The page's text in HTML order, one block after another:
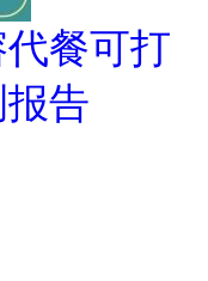
餐可打
告